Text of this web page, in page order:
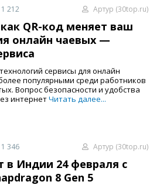
1 212 Артур (30top.ru)
QR-код меняет ваш
онлайн чаевых —
сервисы для онлайн
популярными среди работников
Вопрос безопасности и удобства
интернетЧитать далее...
1 346 Артур (30top.ru)
в Индии 24 февраля с
8 Gen 5